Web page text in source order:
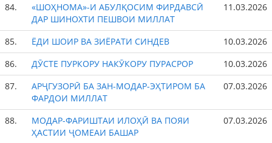
84.
«ШОҲНОМА»-И АБУЛҚОСИМ ФИРДАВСӢ
ДАР ШИНОХТИ ПЕШВОИ МИЛЛАТ
11.03.2026
85. ЁДИ ШОИР ВА ЗИЁРАТИ СИНДЕВ
10.03.2026
86.
ДӮСТЕ ПУРКОРУ НАКӮКОРУ ПУРАСРОР
10.03.2026
87.
АРҶГУЗОРӢ БА ЗАН-МОДАР-ЭҲТИРОМ БА
ФАРДОИ МИЛЛАТ
07.03.2026
88.
МОДАР-ФАРИШТАИ ИЛОҲӢ ВА ПОЯИ
ҲАСТИИ ҶОМЕАИ БАШАР
07.03.2026